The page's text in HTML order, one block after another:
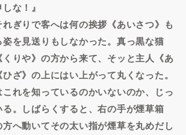
な！』
ぎりで客へは何の挨拶《あいさつ》も
姿を見送りもしなかった。真っ黒な猫
くりや》の方から来て、そッと主人《あ
ざ》の上にはい上がって丸くなった。
れを知っているのかいないのか、じっ
。しばらくすると、右の手が煙草箱
方へ動いてその太い指が煙草を丸めだし